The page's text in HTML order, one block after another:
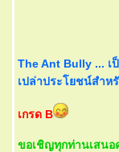
The Ant Bully ... เ
เปล่าประโยชน์สำห
เกรด B
ขอเชิญทุกท่านเสนอ